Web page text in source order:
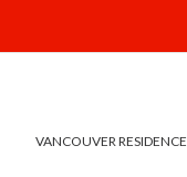
VANCOUVER RESIDENCE